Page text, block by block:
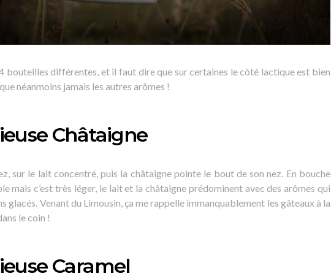
bouteilles différentes, et il faut dire que sur certaines le côté lactique est bien
néanmoins jamais les autres arômes !
Châtaigne
sur le lait concentré, puis la châtaigne pointe le bout de son nez. En bouche
mais c’est très léger, le lait et la châtaigne prédominent avec des arômes qui
glacés. Venant du Limousin, ça me rappelle immanquablement les gâteaux à la
le coin !
Caramel